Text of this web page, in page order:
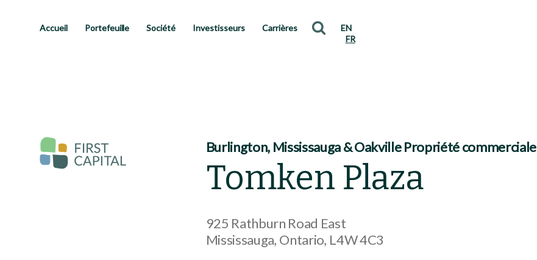
Accueil Portefeuille Société Investisseurs Carrières
EN
FR
Burlington, Mississauga & Oakville Propriété commerciale
Tomken Plaza
925 Rathburn Road East
Mississauga Ontario L4W 4C3